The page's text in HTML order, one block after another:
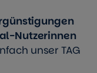
Nutzerinnen
unser TAG